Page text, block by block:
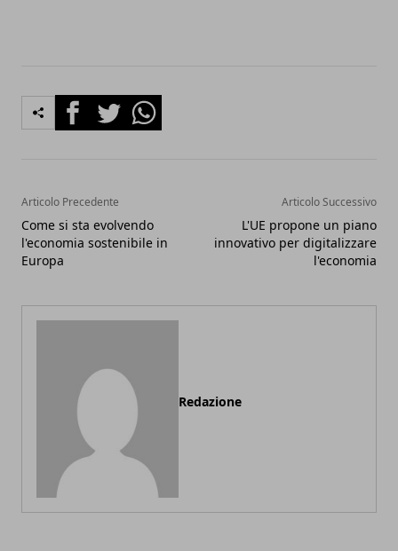
FacebookTwitterWhatsapp
Articolo Precedente
Come si sta evolvendo
l'economia sostenibile in
Europa
Articolo Successivo
L'UE propone un piano
innovativo per digitalizzare
l'economia
Redazione